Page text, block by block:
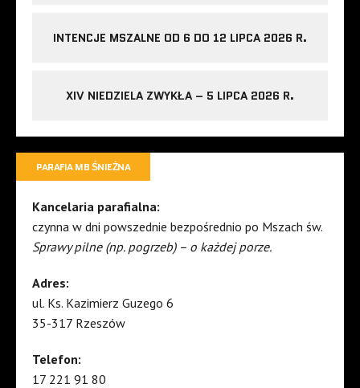
INTENCJE MSZALNE OD 6 DO 12 LIPCA 2026 R.
XIV NIEDZIELA ZWYKŁA – 5 LIPCA 2026 R.
PARAFIA MB ŚNIEŻNA
Kancelaria parafialna:
czynna w dni powszednie bezpośrednio po Mszach św.
Sprawy pilne (np. pogrzeb) – o każdej porze.
Adres:
ul. Ks. Kazimierz Guzego 6
35-317 Rzeszów
Telefon:
17 221 91 80